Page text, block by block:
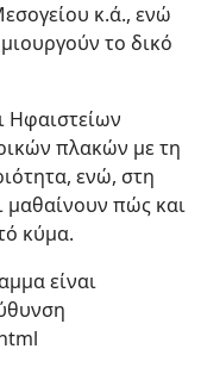
κ.ά., ενώ
το δικό
Ηφαιστείων
πλακών με τη
ενώ, στη
πώς και
κύμα.
είναι